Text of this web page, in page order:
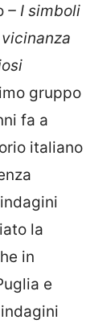
– I simboli
gruppo
fa a
italiano
la
in
e